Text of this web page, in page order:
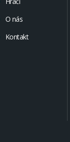
O nás
Kontakt